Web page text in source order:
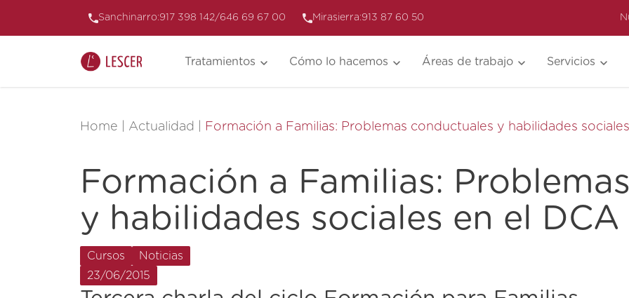
Sanchinarro:917 398 142/646 69 67 00 Mirasierra:913 87 60 50
Tratamientos Cómo lo hacemos Áreas de trabajo Servicios
Home Actualidad Formación a Familias: Problemas conductuales y habilidades
Formación a Familias:
y habilidades sociales en el DCA
Cursos
Noticias
23/06/2015